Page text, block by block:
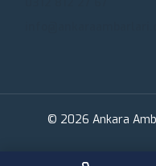
© 2026 Ankara